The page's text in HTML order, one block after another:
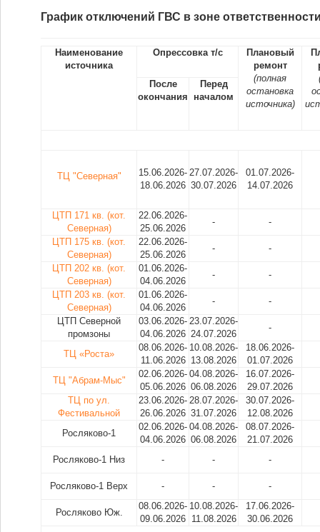
График отключений ГВС в зоне
Наименование
источника
Опрессовка т/с
Плановый
ремонт
(полная
остановка
источника)
После
окончания
Перед
началом
ТЦ "Северная"
15.06.2026-
18.06.2026
27.07.2026-
30.07.2026
01.07.2026-
14.07.2026
ЦТП 171 кв. (кот.
Северная)
22.06.2026-
25.06.2026
-
-
ЦТП 175 кв. (кот.
Северная)
22.06.2026-
25.06.2026
-
-
ЦТП 202 кв. (кот.
Северная)
01.06.2026-
04.06.2026
-
-
ЦТП 203 кв. (кот.
Северная)
01.06.2026-
04.06.2026
-
-
ЦТП Северной
промзоны
03.06.2026-
04.06.2026
23.07.2026-
24.07.2026
-
ТЦ «Роста»
08.06.2026-
11.06.2026
10.08.2026-
13.08.2026
18.06.2026-
01.07.2026
ТЦ "Абрам-Мыс"
02.06.2026-
05.06.2026
04.08.2026-
06.08.2026
16.07.2026-
29.07.2026
ТЦ по ул.
Фестивальной
23.06.2026-
26.06.2026
28.07.2026-
31.07.2026
30.07.2026-
12.08.2026
Росляково-1
02.06.2026-
04.06.2026
04.08.2026-
06.08.2026
08.07.2026-
21.07.2026
Росляково-1 Низ
- - -
Росляково-1 Верх - - -
Росляково Юж.
08.06.2026-
09.06.2026
10.08.2026-
11.08.2026
17.06.2026-
30.06.2026